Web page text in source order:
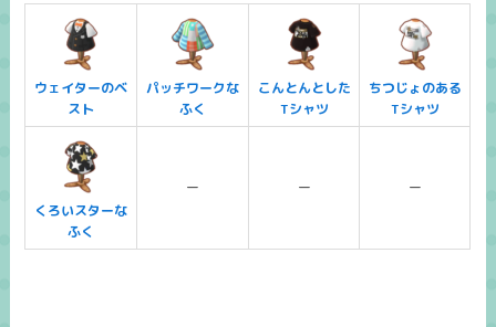
ウェイターのベ
スト
パッチワークな
ふく
こんとんとした
Tシャツ
ちつじょのある
Tシャツ
くろいスターな
ふく
ー ー ー